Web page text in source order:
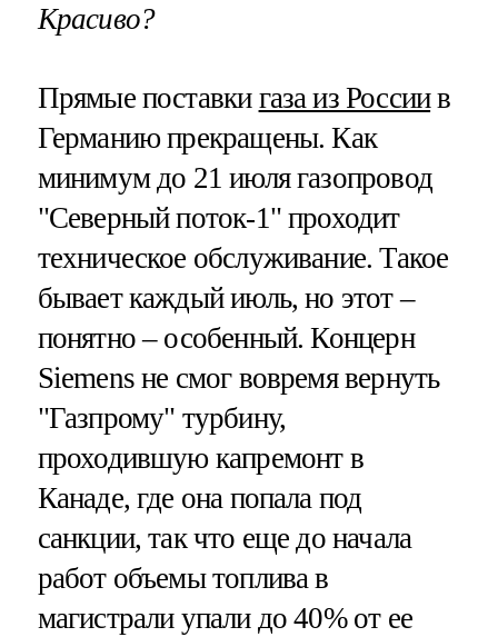
Красиво?
Прямые поставки газа из Россиив
Германию прекращены. Как
минимум до 21 июля газопровод
"Северный поток-1" проходит
техническое обслуживание. Такое
бывает каждый июль, но этот –
понятно – особенный. Концерн
Siemens не смог вовремя вернуть
"Газпрому" турбину,
проходившую капремонт в
Канаде, где она попала под
санкции, так что еще до начала
работ объемы топлива в
магистрали упали до 40% от ее